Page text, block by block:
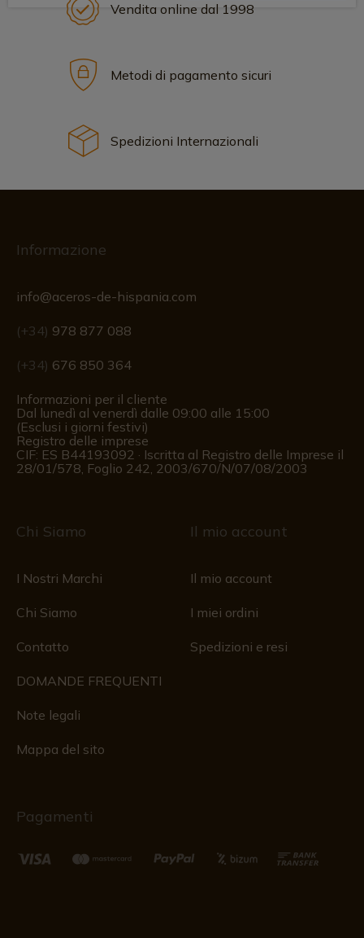
Vendita online dal 1998
Metodi di pagamento sicuri
Spedizioni Internazionali
Informazione
info@aceros-de-hispania.com
(+34) 978 877 088
(+34) 676 850 364
Informazioni per il cliente
Dal lunedì al venerdì dalle 09:00 alle 15:00
(Esclusi i giorni festivi)
Registro delle imprese
CIF: ES B44193092 · Iscritta al Registro delle Imprese il
28/01/578, Foglio 242, 2003/670/N/07/08/2003
Chi Siamo
I Nostri Marchi
Chi Siamo
Contatto
DOMANDE FREQUENTI
Note legali
Mappa del sito
Il mio account
Il mio account
I miei ordini
Spedizioni e resi
Pagamenti